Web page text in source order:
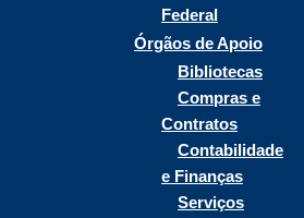
Federal
Órgãos de Apoio
Bibliotecas
Compras e
Contratos
Contabilidade
e Finanças
Serviços